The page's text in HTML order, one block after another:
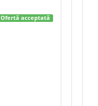
Ofertă acceptată